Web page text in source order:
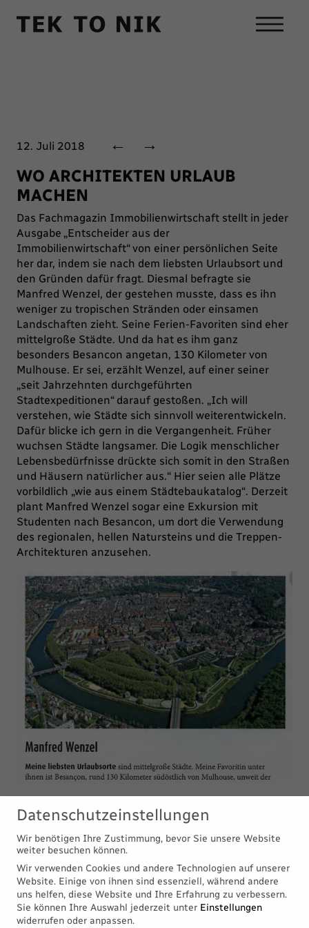
12. Juli 2018 ←
→
WO ARCHITEKTEN URLAUB
MACHEN
Das Fachmagazin Immobilienwirtschaft stellt in jeder
Ausgabe „Entscheider aus der
Immobilienwirtschaft“von einer persönlichen Seite
her dar, indem sie nach dem liebsten Urlaubsort und
den Gründen dafür fragt. Diesmal befragte sie
Manfred Wenzel, der gestehen musste, dass es ihn
weniger zu tropischen Stränden oder einsamen
Landschaften zieht. Seine Ferien-Favoriten sind eher
mittelgroße Städte. Und da hat es ihm ganz
besonders Besancon angetan, 130 Kilometer von
Mulhouse. Er sei, erzählt Wenzel, auf einer seiner
„seit Jahrzehnten durchgeführten
Stadtexpeditionen“ darauf gestoßen. „Ich will
verstehen, wie Städte sich sinnvoll weiterentwickeln.
Dafür blicke ich gern in die Vergangenheit. Früher
wuchsen Städte langsamer. Die Logik menschlicher
Lebensbedürfnisse drückte sich somit in den Straßen
und Häusern natürlicher aus.“ Hier seien alle Plätze
vorbildlich „wie aus einem Städtebaukatalog“. Derzeit
plant Manfred Wenzel sogar eine Exkursion mit
Studenten nach Besancon, um dort die Verwendung
des regionalen, hellen Natursteins und die Treppen-
Architekturen anzusehen.
S
Datenschutzeinstellungen
Wir benötigen Ihre Zustimmung, bevor Sie unsere Website
weiter besuchen können.
Wir verwenden Cookies und andere Technologien auf unserer
Website. Einige von ihnen sind essenziell, während andere
uns helfen, diese Website und Ihre Erfahrung zu verbessern.
Sie können Ihre Auswahl jederzeit unter Einstellungen
widerrufen oder anpassen.